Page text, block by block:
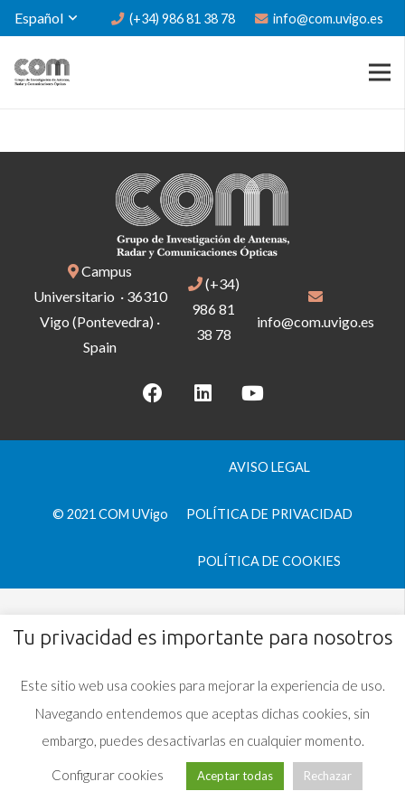
Español (+34) 986 81 38 78 info@com.uvigo.es
Campus
Universitario · 36310
Vigo (Pontevedra) ·
Spain
(+34)
986 81
38 78
info@com.uvigo.es
© 2021 COM UVigo
AVISO LEGAL
POLÍTICA DE PRIVACIDAD
POLÍTICA DE COOKIES
Tu privacidad es importante para nosotros
Este sitio web usa cookies para mejorar la experiencia de uso.
Navegando entendemos que aceptas dichas cookies, sin
embargo, puedes desactivarlas en cualquier momento.
Configurar cookies Aceptar todas Rechazar